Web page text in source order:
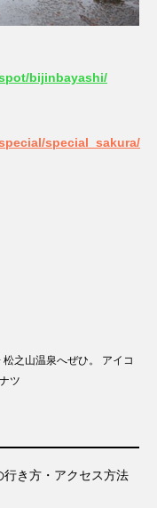
bijinbayashi/
special_sakura/
之山温泉へぜひ。 アイコ
ツ
行き方・アクセス方法